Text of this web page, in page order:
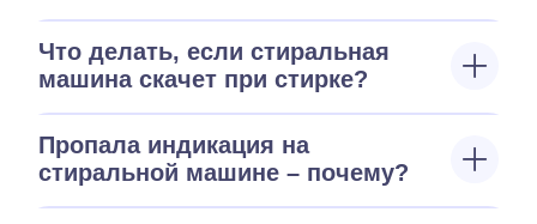
Что делать, если стиральная
машина скачет при стирке?
Пропала индикация на
стиральной машине – почему?